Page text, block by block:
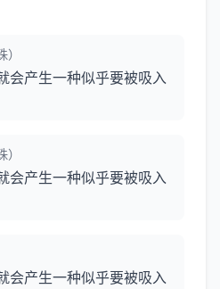
会产生一种似乎要被吸入
会产生一种似乎要被吸入
会产生一种似乎要被吸入